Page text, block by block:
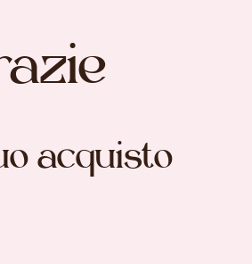
acquisto